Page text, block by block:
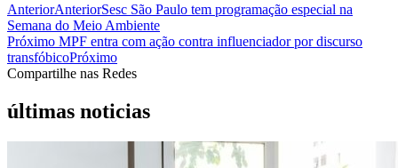
AnteriorAnteriorSesc São Paulo tem programação especial na
Semana do Meio Ambiente
Próximo MPF entra com ação contra influenciador por discurso
transfóbicoPróximo
Compartilhe nas Redes
últimas noticias